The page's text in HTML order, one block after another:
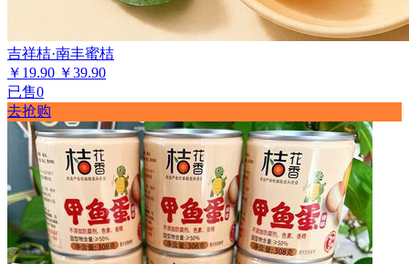
吉祥桔·南丰蜜桔
￥19.90 ￥39.90
已售0
去抢购